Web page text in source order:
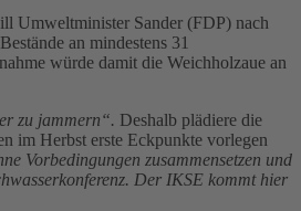
Umweltminister Sander (FDP) nach
an mindestens 31
würde damit die Weichholzaue an
zu jammern“. Deshalb plädiere die
im Herbst erste Eckpunkte vorlegen
Vorbedingungen zusammensetzen und
Der IKSE kommt hier